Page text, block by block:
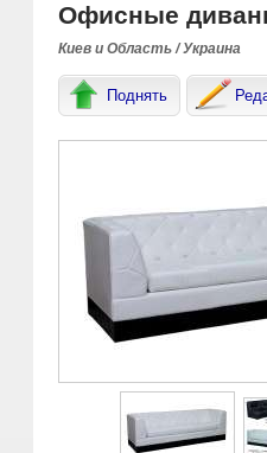
Офисные
Киев и Область / Украина
Поднять